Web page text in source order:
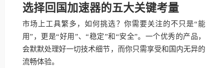
选择回国加速器的五大关键考量
市场上工具繁多，如何挑选？你需要关注的不只是“能
用”，更是“好用”、“稳定”和“安全”。一个优秀的产品，
会默默处理好一切技术细节，而你只需享受和国内无异的
流畅体验。